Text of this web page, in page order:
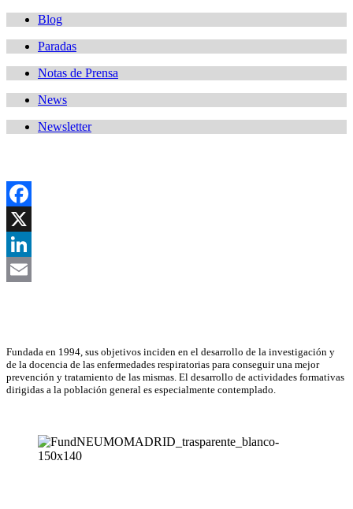
Blog
Paradas
Notas de Prensa
News
Newsletter
Facebook
X
LinkedIn
Fundada en 1994, sus objetivos inciden en el desarrollo de la investigación y
de la docencia de las enfermedades respiratorias para conseguir una mejor
prevención y tratamiento de las mismas. El desarrollo de actividades formativas
dirigidas a la población general es especialmente contemplado.